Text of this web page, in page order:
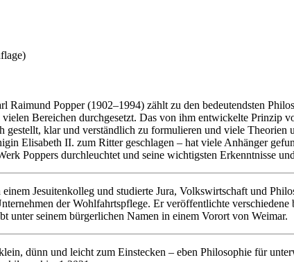
Raimund Popper (1902–1994) zählt zu den bedeutendsten
Bereichen durchgesetzt. Das von ihm entwickelte Prinzip
gestellt, klar und verständlich zu formulieren und viele
Elisabeth II. zum Ritter geschlagen – hat viele Anhänger
Poppers durchleuchtet und seine wichtigsten Erkenntnisse
Jesuitenkolleg und studierte Jura, Volkswirtschaft und
der Wohlfahrtspflege. Er veröffentlichte
unter seinem bürgerlichen Namen in einem Vorort von Weimar.
dünn und leicht zum Einstecken – eben Philosophie für